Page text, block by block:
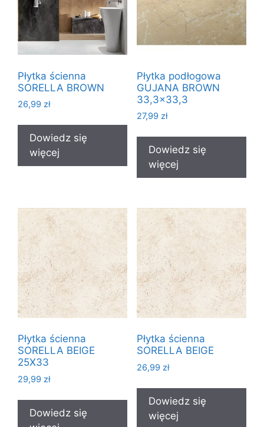
Płytka ścienna
SORELLA BROWN
26,99 zł
Dowiedz się
więcej
Płytka podłogowa
GUJANA BROWN
33,3×33,3
27,99 zł
Dowiedz się
więcej
Płytka ścienna
SORELLA BEIGE
25X33
29,99 zł
Dowiedz się
Płytka ścienna
SORELLA BEIGE
26,99 zł
Dowiedz się
więcej